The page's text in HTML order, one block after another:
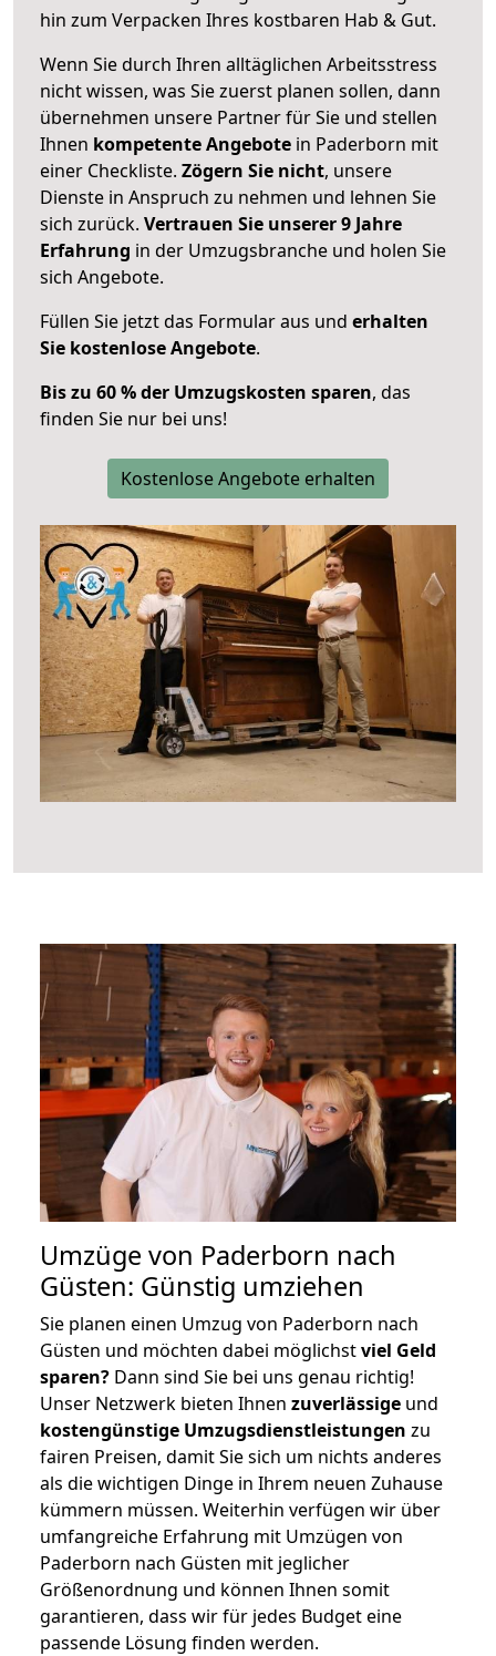
hin zum Verpacken Ihres kostbaren Hab & Gut.
Wenn Sie durch Ihren alltäglichen Arbeitsstress
nicht wissen, was Sie zuerst planen sollen, dann
übernehmen unsere Partner für Sie und stellen
Ihnen kompetente Angebote in Paderborn mit
einer Checkliste. Zögern Sie nicht, unsere
Dienste in Anspruch zu nehmen und lehnen Sie
sich zurück. Vertrauen Sie unserer 9 Jahre
Erfahrung in der Umzugsbranche und holen Sie
sich Angebote.
Füllen Sie jetzt das Formular aus und erhalten
Sie kostenlose Angebote.
Bis zu 60 % der Umzugskosten sparen, das
finden Sie nur bei uns!
Kostenlose Angebote erhalten
Umzüge von Paderborn nach
Güsten: Günstig umziehen
Sie planen einen Umzug von Paderborn nach
Güsten und möchten dabei möglichstviel Geld
sparen? Dann sind Sie bei uns genau richtig!
Unser Netzwerk bieten Ihnen zuverlässige und
kostengünstige Umzugsdienstleistungen zu
fairen Preisen, damit Sie sich um nichts anderes
als die wichtigen Dinge in Ihrem neuen Zuhause
kümmern müssen. Weiterhin verfügen wir über
umfangreiche Erfahrung mit Umzügen von
Paderborn nach Güsten mit jeglicher
Größenordnung und können Ihnen somit
garantieren, dass wir für jedes Budget eine
passende Lösung finden werden.